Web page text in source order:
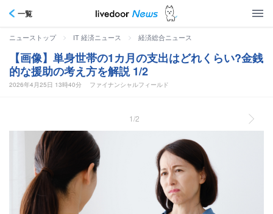
一覧
ニューストップ > IT 経済ニュース > 経済総合ニュース
【画像】単身世帯の1カ月の支出はどれくらい?金銭
的な援助の考え方を解説 1/2
2026年4月25日 13時40分 ファイナンシャルフィールド
1/2